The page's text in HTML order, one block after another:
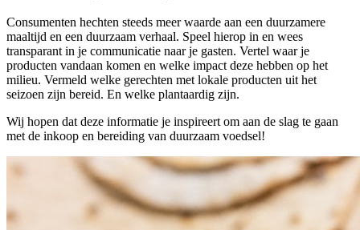
Consumenten hechten steeds meer waarde aan een duurzamere
maaltijd en een duurzaam verhaal. Speel hierop in en wees
transparant in je communicatie naar je gasten. Vertel waar je
producten vandaan komen en welke impact deze hebben op het
milieu. Vermeld welke gerechten met lokale producten uit het
seizoen zijn bereid. En welke plantaardig zijn.
Wij hopen dat deze informatie je inspireert om aan de slag te gaan
met de inkoop en bereiding van duurzaam voedsel!